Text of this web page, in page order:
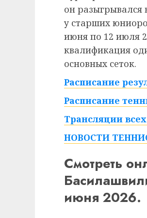
он разыгрывался
у старших
июня по 12 июля
квалификация
основных сеток.
Расписание
Расписание
Трансляции
НОВОСТИ
Смотреть
июня 2026.